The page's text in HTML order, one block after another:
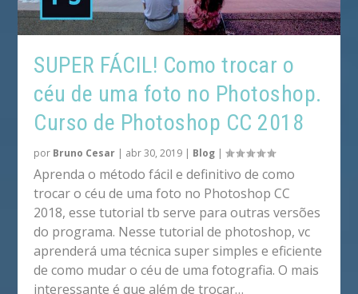
SUPER FÁCIL! Como trocar o
céu de uma foto no Photoshop.
Curso de Photoshop CC 2018
por Bruno Cesar abr 30, 2019 Blog |
Aprenda o método fácil e definitivo de como
trocar o céu de uma foto no Photoshop CC
2018, esse tutorial tb serve para outras versões
do programa. Nesse tutorial de photoshop, vc
aprenderá uma técnica super simples e eficiente
de como mudar o céu de uma fotografia. O mais
interessante é que além de trocar…